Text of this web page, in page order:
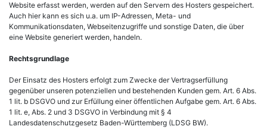
Website erfasst werden, werden auf den Servern des Hosters gespeichert.
Auch hier kann es sich u.a. um IP-Adressen, Meta- und
Kommunikationsdaten, Webseitenzugriffe und sonstige Daten, die über
eine Website generiert werden, handeln.
Rechtsgrundlage
Der Einsatz des Hosters erfolgt zum Zwecke der Vertragserfüllung
gegenüber unseren potenziellen und bestehenden Kunden gem. Art. 6 Abs.
1 lit. b DSGVO und zur Erfüllung einer öffentlichen Aufgabe gem. Art. 6 Abs.
1 lit. e, Abs. 2 und 3 DSGVO in Verbindung mit § 4
Landesdatenschutzgesetz Baden-Württemberg (LDSG BW).